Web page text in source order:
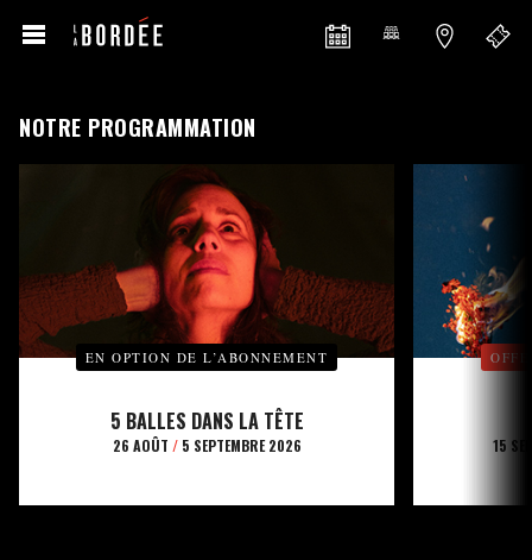
NOTRE PROGRAMMATION
EN OPTION DE L’ABONNEMENT
5 BALLES DANS LA TÊTE
26 AOÛT /5 SEPTEMBRE 2026 15